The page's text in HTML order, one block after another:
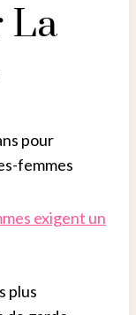
La
pour
femmes
plus